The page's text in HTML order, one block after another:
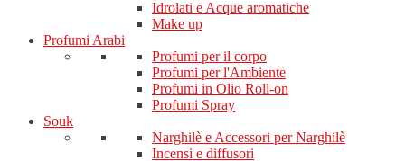
Idrolati e Acque aromatiche
Make up
Profumi Arabi
Profumi per il corpo
Profumi per l'Ambiente
Profumi in Olio Roll-on
Profumi Spray
Souk
Narghilè e Accessori per Narghilè
Incensi e diffusori